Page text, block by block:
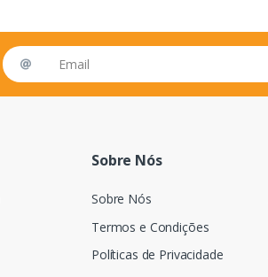
Email address
Sobre Nós
Sobre Nós
Termos e Condições
Políticas de Privacidade